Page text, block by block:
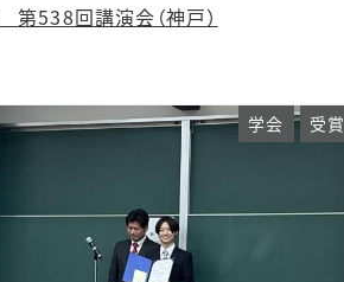
538回講演会（神戸）
学会 受賞